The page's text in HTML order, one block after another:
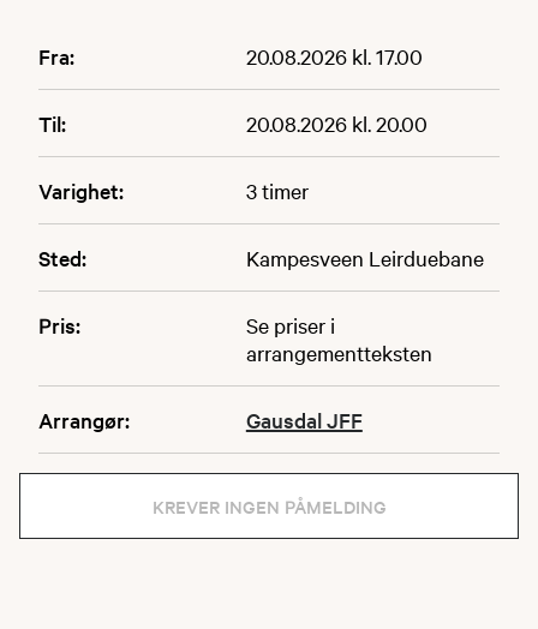
Fra: 20.08.2026 kl. 17.00
Til: 20.08.2026 kl. 20.00
Varighet: 3 timer
Sted: Kampesveen Leirduebane
Pris:
Se priser i
arrangementteksten
Arrangør: Gausdal JFF
KREVER INGEN PÅMELDING